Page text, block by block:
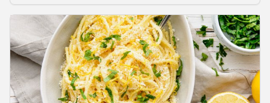
kombinacija tradicionalnih okusov v nekoliko drugačni,
a nadvse okusni preobleki.